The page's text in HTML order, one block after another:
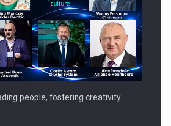
people, fostering creativity